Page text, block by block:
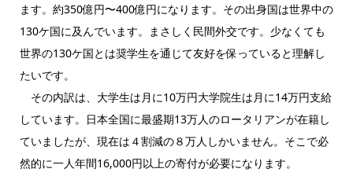
ます。約350億円〜400億円になります。その出身国は世界中の
130ケ国に及んでいます。まさしく民間外交です。少なくても
世界の130ケ国とは奨学生を通じて友好を保っていると理解し
たいです。
その内訳は、大学生は月に10万円大学院生は月に14万円支給
しています。日本全国に最盛期13万人のロータリアンが在籍し
ていましたが、現在は４割減の８万人しかいません。そこで必
然的に一人年間16,000円以上の寄付が必要になります。